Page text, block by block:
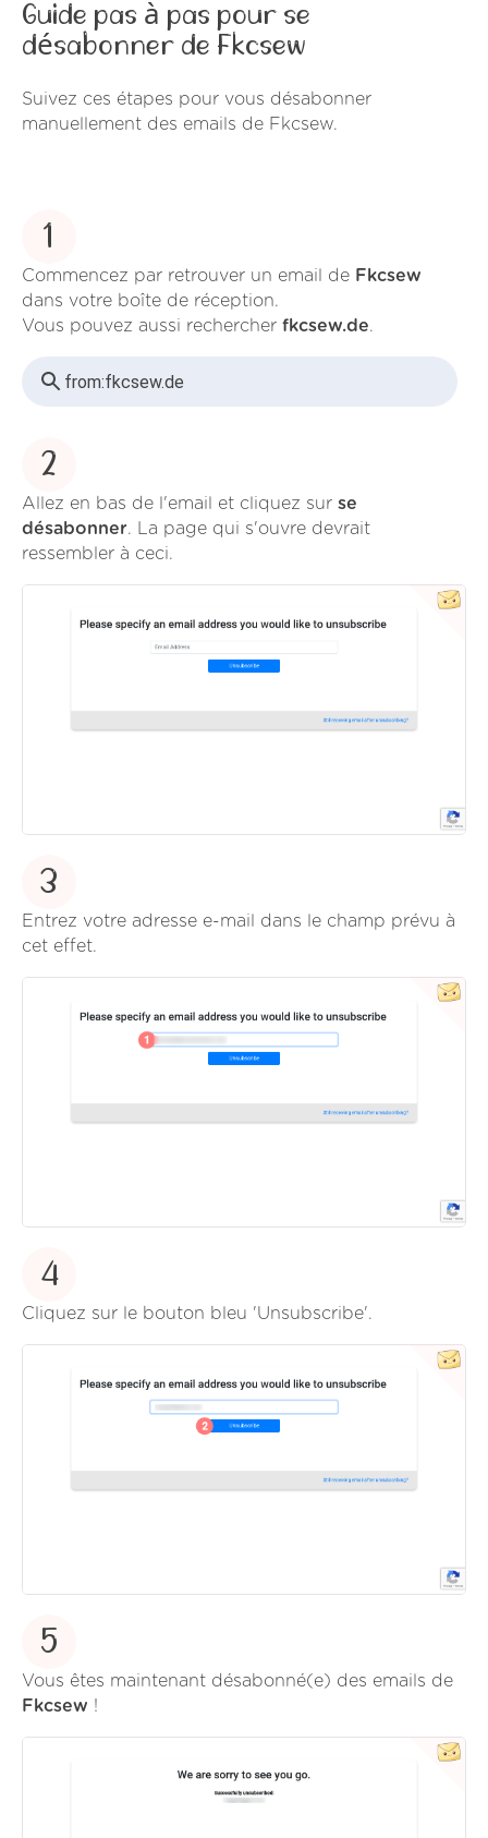
Guide pas à pas pour se
désabonner de Fkcsew
Suivez ces étapes pour vous désabonner
manuellement des emails de Fkcsew.
1
Commencez par retrouver un email de Fkcsew
dans votre boîte de réception.
Vous pouvez aussi rechercher fkcsew.de.
from:fkcsew.de
2
Allez en bas de l'email et cliquez sur se
désabonner. La page qui s'ouvre devrait
ressembler à ceci.
3
Entrez votre adresse e-mail dans le champ prévu à
cet effet.
4
Cliquez sur le bouton bleu 'Unsubscribe'.
5
Vous êtes maintenant désabonné(e) des emails de
Fkcsew !